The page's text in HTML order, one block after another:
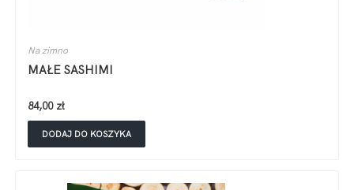
Na zimno
MAŁE SASHIMI
84,00 zł
DODAJ DO KOSZYKA